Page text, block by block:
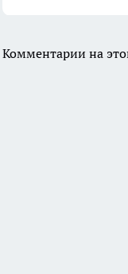
Комментарии на